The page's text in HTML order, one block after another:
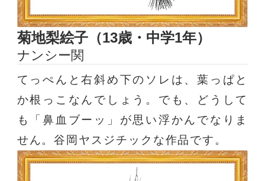
菊地梨絵子（13歳・中学1年）
ナンシー関
てっぺんと右斜め下のソレは、葉っぱと
か根っこなんでしょう。でも、どうして
も「鼻血ブーッ」が思い浮かんでなりま
せん。谷岡ヤスジチックな作品です。